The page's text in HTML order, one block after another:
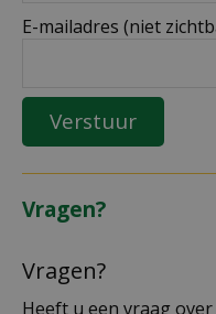
E-mailadres (niet
Vragen?
Vragen?
Heeft u een vraag